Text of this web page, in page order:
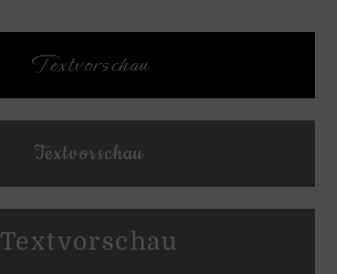
Textvorschau
Textvorschau
Textvorschau